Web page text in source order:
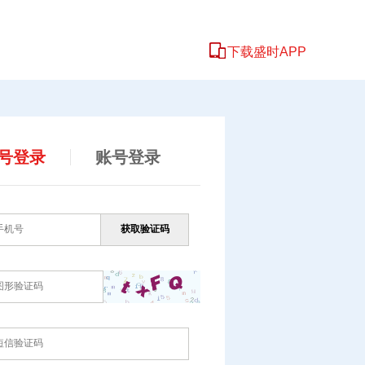
下载盛时APP
登录 账号登录